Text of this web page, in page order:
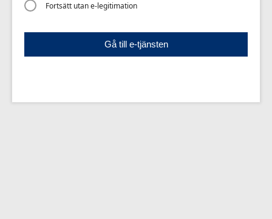
Fortsätt utan e-legitimation